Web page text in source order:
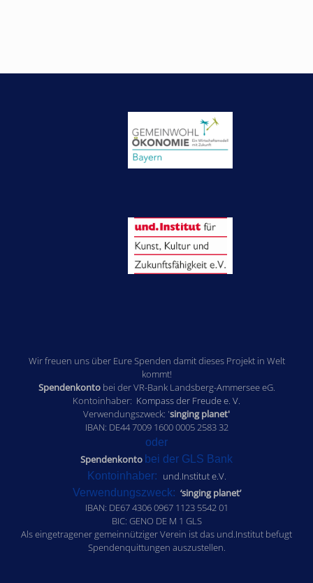
Wir freuen uns über Eure Spenden damit dieses Projekt in Welt
kommt!
Spendenkontobei der VR-Bank Landsberg-Ammersee eG.
Kontoinhaber: Kompass der Freude e. V.
Verwendungszweck: 'singing planet'
IBAN: DE44 7009 1600 0005 2583 32
oder
Spendenkonto bei der GLS Bank
Kontoinhaber: und.Institut e.V.
Verwendungszweck: ‘singing planet’
IBAN: DE67 4306 0967 1123 5542 01
BIC: GENO DE M 1 GLS
Als eingetragener gemeinnütziger Verein ist das und.Institut befugt
Spendenquittungen auszustellen.